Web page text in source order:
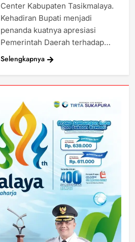
Center Kabupaten Tasikmalaya.
Kehadiran Bupati menjadi
penanda kuatnya apresiasi
Pemerintah Daerah terhadap…
Selengkapnya